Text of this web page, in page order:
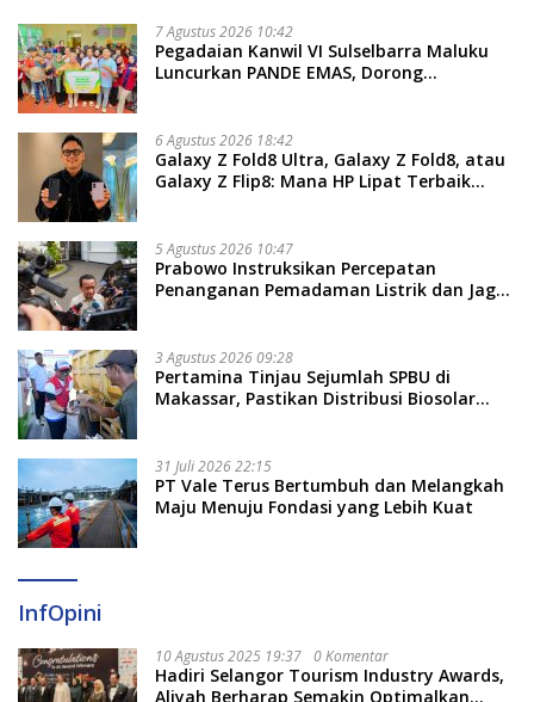
7 Agustus 2026 10:42
Pegadaian Kanwil VI Sulselbarra Maluku
Luncurkan PANDE EMAS, Dorong
6 Agustus 2026 18:42
Galaxy Z Fold8 Ultra, Galaxy Z Fold8, atau
Galaxy Z Flip8: Mana HP Lipat Terbaik
5 Agustus 2026 10:47
Prabowo Instruksikan Percepatan
Penanganan Pemadaman Listrik dan Jaga
3 Agustus 2026 09:28
Pertamina Tinjau Sejumlah SPBU di
Makassar, Pastikan Distribusi Biosolar
31 Juli 2026 22:15
PT Vale Terus Bertumbuh dan Melangkah
Maju Menuju Fondasi yang Lebih Kuat
InfOpini
10 Agustus 2025 19:37 0 Komentar
Hadiri Selangor Tourism Industry Awards,
Aliyah Berharap Semakin Optimalkan